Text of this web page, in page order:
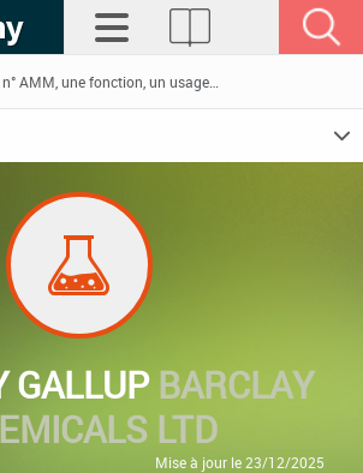
GALLUPBARCLAY
LTD
Mise à jour le 23/12/2025